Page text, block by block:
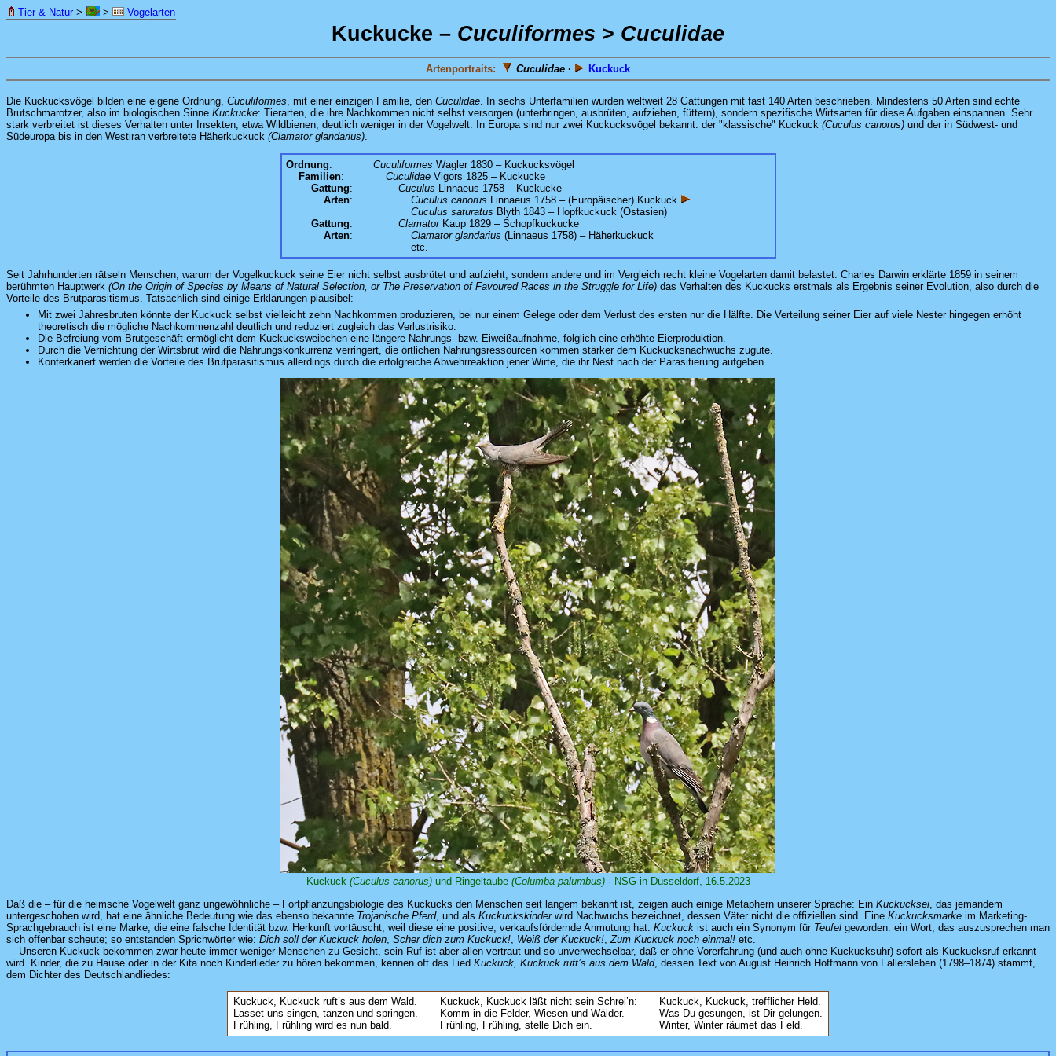
Tier & Natur > > Vogelarten
Kuckucke – Cuculiformes > Cuculidae
Artenportraits: Cuculidae · Kuckuck
Die Kuckucksvögel bilden eine eigene Ordnung, Cuculiformes, mit einer einzigen Familie, den Cuculidae. In sechs Unterfamilien wurden weltweit 28 Gattungen mit fast 140 Arten beschrieben. Mindestens 50 Arten sind echte
Brutschmarotzer, also im biologischen Sinne Kuckucke: Tierarten, die ihre Nachkommen nicht selbst versorgen (unterbringen, ausbrüten, aufziehen, füttern), sondern spezifische Wirtsarten für diese Aufgaben einspannen. Sehr
stark verbreitet ist dieses Verhalten unter Insekten, etwa Wildbienen, deutlich weniger in der Vogelwelt. In Europa sind nur zwei Kuckucksvögel bekannt: der "klassische" Kuckuck (Cuculus canorus) und der in Südwest- und
Südeuropa bis in den Westiran verbreitete Häherkuckuck (Clamator glandarius).
Ordnung: Cuculiformes Wagler 1830 – Kuckucksvögel
Familien: CuculidaeVigors 1825 – Kuckucke
Gattung: Cuculus Linnaeus 1758 – Kuckucke
Arten: Cuculus canorus Linnaeus 1758 – (Europäischer) Kuckuck
Cuculus saturatus Blyth 1843 – Hopfkuckuck (Ostasien)
Gattung: ClamatorKaup 1829 – Schopfkuckucke
Arten: Clamator glandarius (Linnaeus 1758) – Häherkuckuck
etc.
Seit Jahrhunderten rätseln Menschen, warum der Vogelkuckuck seine Eier nicht selbst ausbrütet und aufzieht, sondern andere und im Vergleich recht kleine Vogelarten damit belastet. Charles Darwin erklärte 1859 in seinem
berühmten Hauptwerk (On the Origin of Species by Means of Natural Selection, or The Preservation of Favoured Races in the Struggle for Life) das Verhalten des Kuckucks erstmals als Ergebnis seiner Evolution, also durch die
Vorteile des Brutparasitismus. Tatsächlich sind einige Erklärungen plausibel:
Mit zwei Jahresbruten könnte der Kuckuck selbst vielleicht zehn Nachkommen produzieren, bei nur einem Gelege oder dem Verlust des ersten nur die Hälfte. Die Verteilung seiner Eier auf viele Nester hingegen erhöht
theoretisch die mögliche Nachkommenzahl deutlich und reduziert zugleich das Verlustrisiko.
Die Befreiung vom Brutgeschäft ermöglicht dem Kuckucksweibchen eine längere Nahrungs- bzw. Eiweißaufnahme, folglich eine erhöhte Eierproduktion.
Durch die Vernichtung der Wirtsbrut wird die Nahrungskonkurrenz verringert, die örtlichen Nahrungsressourcen kommen stärker dem Kuckucksnachwuchs zugute.
Konterkariert werden die Vorteile des Brutparasitismus allerdings durch die erfolgreiche Abwehrreaktion jener Wirte, die ihr Nest nach der Parasitierung aufgeben.
Kuckuck (Cuculus canorus)und Ringeltaube (Columba palumbus)· NSG in Düsseldorf, 16.5.2023
Daß die – für die heimsche Vogelwelt ganz ungewöhnliche – Fortpflanzungsbiologie des Kuckucks den Menschen seit langem bekannt ist, zeigen auch einige Metaphern unserer Sprache: Ein Kuckucksei , das jemandem
untergeschoben wird, hat eine ähnliche Bedeutung wie das ebenso bekannte Trojanische Pferd, und als Kuckuckskinderwird Nachwuchs bezeichnet, dessen Väter nicht die offiziellen sind. Eine Kuckucksmarke im Marketing-
Sprachgebrauch ist eine Marke, die eine falsche Identität bzw. Herkunft vortäuscht, weil diese eine positive, verkaufsfördernde Anmutung hat. Kuckuck ist auch ein Synonym für Teufel geworden: ein Wort, das auszusprechen man
sich offenbar scheute; so entstanden Sprichwörter wie: Dich soll der Kuckuck holen Scher dich zum Kuckuck! Weiß der Kuckuck! Zum Kuckuck noch einmal! etc.
Unseren Kuckuck bekommen zwar heute immer weniger Menschen zu Gesicht, sein Ruf ist aber allen vertraut und so unverwechselbar, daß er ohne Vorerfahrung (und auch ohne Kuckucksuhr) sofort als Kuckucksruf erkannt
wird. Kinder, die zu Hause oder in der Kita noch Kinderlieder zu hören bekommen, kennen oft das Lied Kuckuck, Kuckuck ruft’s aus dem Wald, dessen Text von August Heinrich Hoffmann von Fallersleben (1798–1874) stammt,
dem Dichter des Deutschlandliedes:
Kuckuck, Kuckuck ruft’s aus dem Wald.
Lasset uns singen, tanzen und springen.
Frühling, Frühling wird es nun bald.
Kuckuck, Kuckuck läßt nicht sein Schrei’n:
Komm in die Felder, Wiesen und Wälder.
Frühling, Frühling, stelle Dich ein.
Kuckuck, Kuckuck, trefflicher Held.
Was Du gesungen, ist Dir gelungen.
Winter, Winter räumet das Feld.